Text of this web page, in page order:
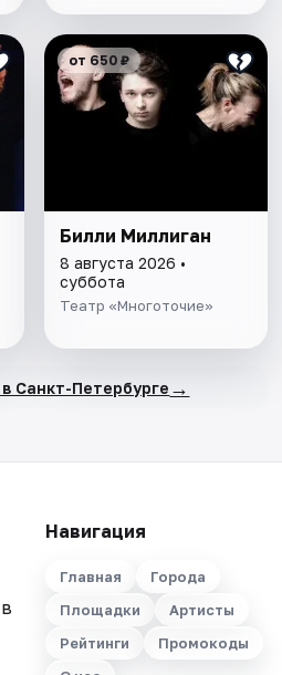
от 650 ₽
Билли Миллиган
8 августа 2026 •
суббота
Театр «Многоточие»
Санкт-Петербурге →
Навигация
Главная
Города
Площадки
Артисты
Рейтинги
Промокоды